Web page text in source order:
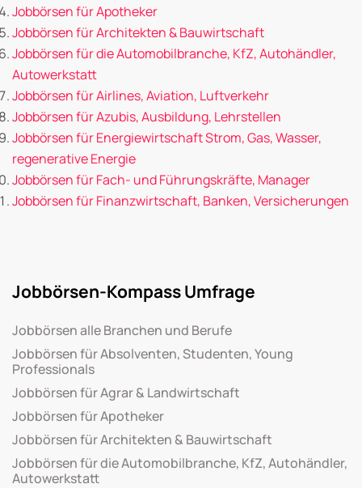
Jobbörsen für Apotheker
Jobbörsen für Architekten & Bauwirtschaft
Jobbörsen für die Automobilbranche, KfZ, Autohändler,
Autowerkstatt
Jobbörsen für Airlines, Aviation, Luftverkehr
Jobbörsen für Azubis, Ausbildung, Lehrstellen
Jobbörsen für Energiewirtschaft Strom, Gas, Wasser,
regenerative Energie
Jobbörsen für Fach- und Führungskräfte, Manager
Jobbörsen für Finanzwirtschaft, Banken, Versicherungen
Jobbörsen-Kompass Umfrage
Jobbörsen alle Branchen und Berufe
Jobbörsen für Absolventen, Studenten, Young
Professionals
Jobbörsen für Agrar & Landwirtschaft
Jobbörsen für Apotheker
Jobbörsen für Architekten & Bauwirtschaft
Jobbörsen für die Automobilbranche, KfZ, Autohändler,
Autowerkstatt